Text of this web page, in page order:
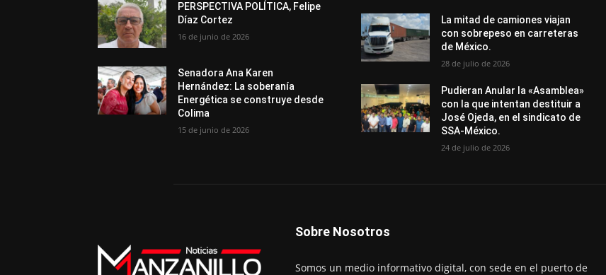
PERSPECTIVA POLÍTICA, Felipe
Díaz Cortez
16 de junio de 2026
Senadora Ana Karen
Hernández: La soberanía
Energética se construye desde
Colima
15 de junio de 2026
La mitad de camiones viajan
con sobrepeso en carreteras
de México.
28 de julio de 2026
Pudieran Anular la «Asamblea»
con la que intentan destituir a
José Ojeda, en el sindicato de
SSA-México.
24 de julio de 2026
Sobre Nosotros
Somos un medio informativo digital, con sede en el puerto de